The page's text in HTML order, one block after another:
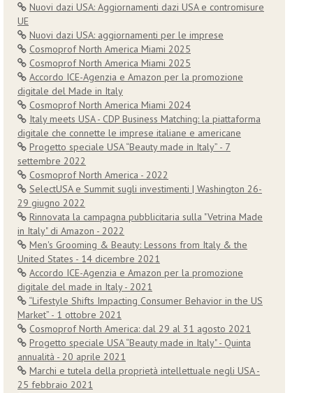
Nuovi dazi USA: Aggiornamenti dazi USA e contromisure
UE
Nuovi dazi USA: aggiornamenti per le imprese
Cosmoprof North America Miami 2025
Cosmoprof North America Miami 2025
Accordo ICE-Agenzia e Amazon per la promozione
digitale del Made in Italy
Cosmoprof North America Miami 2024
Italy meets USA - CDP Business Matching: la piattaforma
digitale che connette le imprese italiane e americane
Progetto speciale USA “Beauty made in Italy” - 7
settembre 2022
Cosmoprof North America - 2022
SelectUSA e Summit sugli investimenti | Washington 26-
29 giugno 2022
Rinnovata la campagna pubblicitaria sulla "Vetrina Made
in Italy" di Amazon - 2022
Men's Grooming & Beauty: Lessons from Italy & the
United States - 14 dicembre 2021
Accordo ICE-Agenzia e Amazon per la promozione
digitale del made in Italy - 2021
“Lifestyle Shifts Impacting Consumer Behavior in the US
Market” - 1 ottobre 2021
Cosmoprof North America: dal 29 al 31 agosto 2021
Progetto speciale USA “Beauty made in Italy" - Quinta
annualità - 20 aprile 2021
Marchi e tutela della proprietà intellettuale negli USA -
25 febbraio 2021